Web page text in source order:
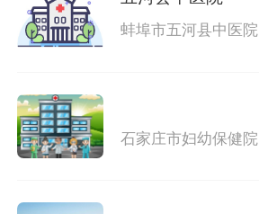
蚌埠市五河县中医院
石家庄市妇幼保健院